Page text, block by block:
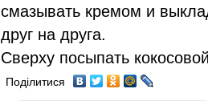
смазывать кремом и
друг на друга.
Сверху посыпать
Поділитися